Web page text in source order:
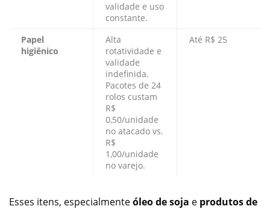
validade e uso
constante.
Papel
higiênico
Alta
rotatividade e
validade
indefinida.
Pacotes de 24
rolos custam
R$
0,50/unidade
no atacado vs.
R$
1,00/unidade
no varejo.
Até R$ 25
Esses itens, especialmenteóleo de soja e produtos de